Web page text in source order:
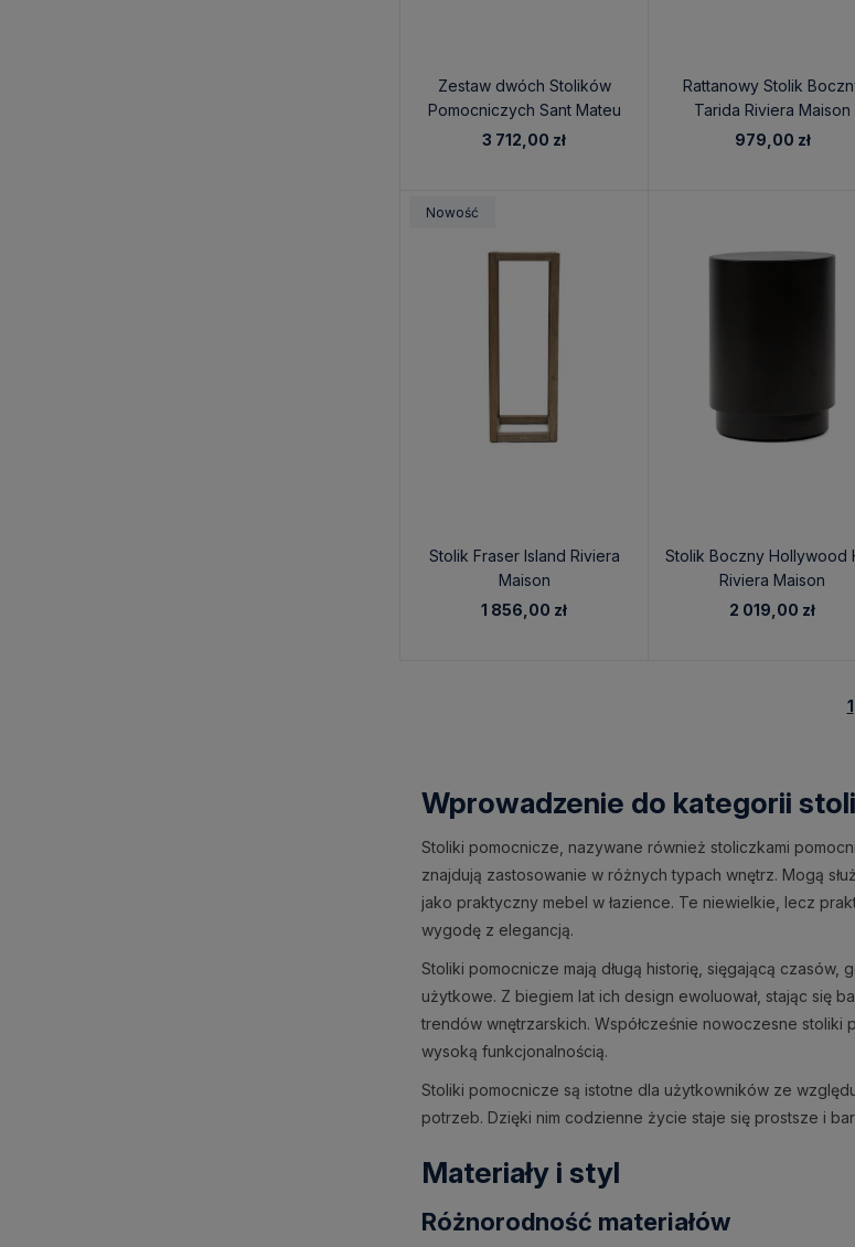
Zestaw dwóch Stolików
Pomocniczych Sant Mateu
Riviera Maison
3 712,00 zł
Rattanowy Stolik
Tarida Riviera Maison
979,00 zł
Stolik Fraser Island Riviera
Maison
1 856,00 zł
Nowość
Stolik Boczny Hollywood
Riviera Maison
2 019,00 zł
1
Wprowadzenie do kategorii
Stoliki pomocnicze, nazywane również stoliczkami
znajdują zastosowanie w różnych typach wnętrz. Mogą
jako praktyczny mebel w łazience. Te niewielkie, lecz
wygodę z elegancją.
Stoliki pomocnicze mają długą historię, sięgającą czasów,
użytkowe. Z biegiem lat ich design ewoluował, stając się
trendów wnętrzarskich. Współcześnie nowoczesne
wysoką funkcjonalnością.
Stoliki pomocnicze są istotne dla użytkowników ze
potrzeb. Dzięki nim codzienne życie staje się prostsze i
Materiały i styl
Różnorodność materiałów